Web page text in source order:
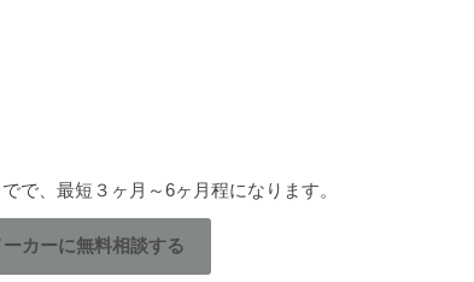
で、最短３ヶ月～6ヶ月程になります。
ーカーに無料相談する